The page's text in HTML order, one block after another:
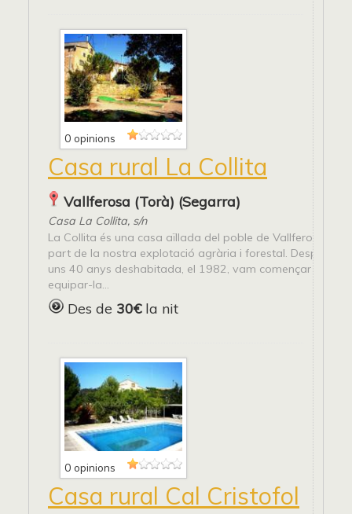
0 opinions
Casa rural La Collita
Vallferosa (Torà) (Segarra)
Casa La Collita, s/n
La Collita és una casa aïllada del poble de Vallferosa,
part de la nostra explotació agrària i forestal. Després
uns 40 anys deshabitada, el 1982, vam començar a
equipar-la...
Des de 30€la nit
0 opinions
Casa rural Cal Cristofol